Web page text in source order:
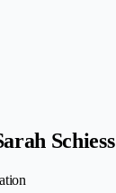
Schiess